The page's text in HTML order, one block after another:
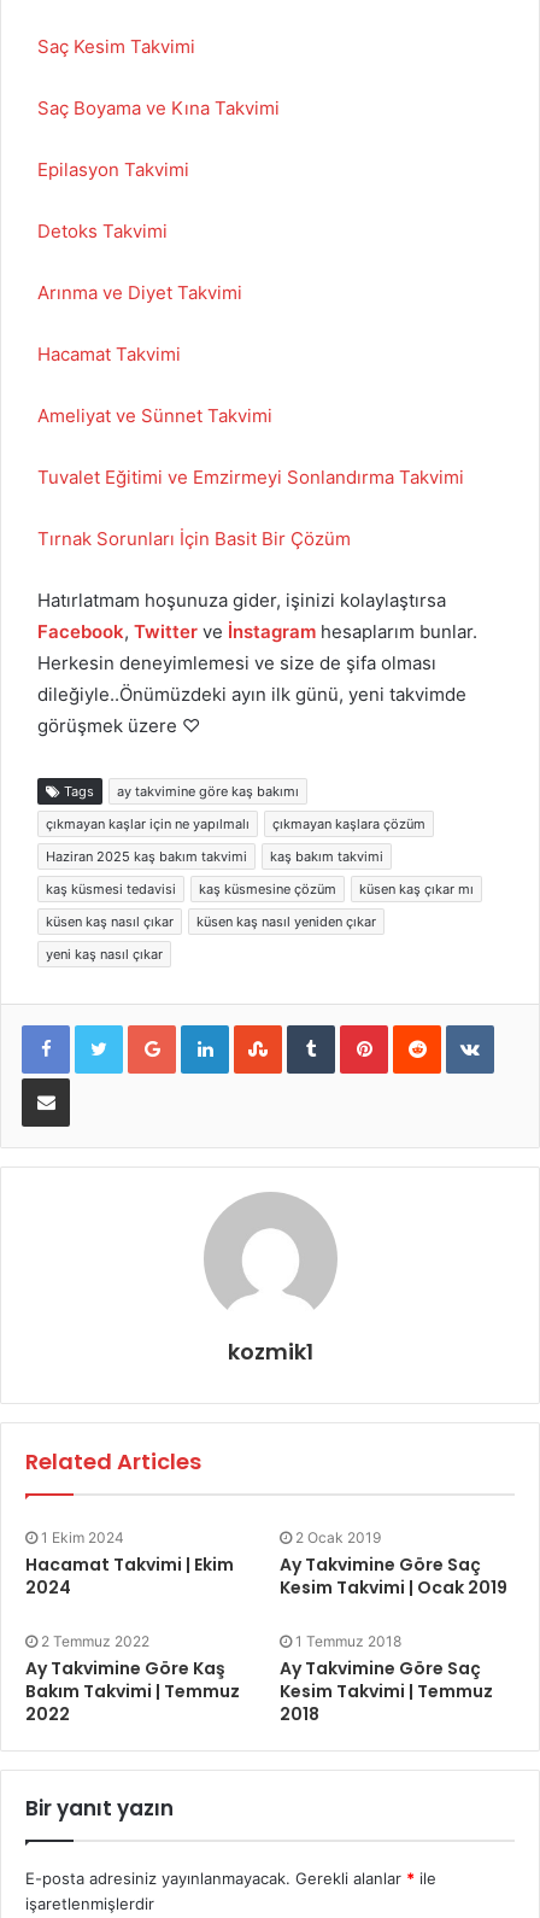
Saç Kesim Takvimi
Saç Boyama ve Kına Takvimi
Epilasyon Takvimi
Detoks Takvimi
Arınma ve Diyet Takvimi
Hacamat Takvimi
Ameliyat ve Sünnet Takvimi
Tuvalet Eğitimi ve Emzirmeyi Sonlandırma Takvimi
Tırnak Sorunları İçin Basit Bir Çözüm
Hatırlatmam hoşunuza gider, işinizi kolaylaştırsa
Facebook, Twitter ve İnstagram hesaplarım bunlar.
Herkesin deneyimlemesi ve size de şifa olması
dileğiyle..Önümüzdeki ayın ilk günü, yeni takvimde
görüşmek üzere ♡
Tags
ay takvimine göre kaş bakımı
çıkmayan kaşlar için ne yapılmalı
çıkmayan kaşlara çözüm
Haziran 2025 kaş bakım takvimi
kaş bakım takvimi
kaş küsmesi tedavisi
kaş küsmesine çözüm
küsen kaş çıkar mı
küsen kaş nasıl çıkar
küsen kaş nasıl yeniden çıkar
yeni kaş nasıl çıkar
Google+LinkedInStumbleUpon
TumblrPinterestReddit
E-Posta ile paylaş
kozmik1
Related Articles
1 Ekim 2024
Hacamat Takvimi | Ekim
2024
2 Ocak 2019
Ay Takvimine Göre Saç
Kesim Takvimi | Ocak 2019
2 Temmuz 2022
Ay Takvimine Göre Kaş
Bakım Takvimi | Temmuz
2022
1 Temmuz 2018
Ay Takvimine Göre Saç
Kesim Takvimi | Temmuz
2018
Bir yanıt yazın
E-posta adresiniz yayınlanmayacak. Gerekli alanlar * ile
işaretlenmişlerdir